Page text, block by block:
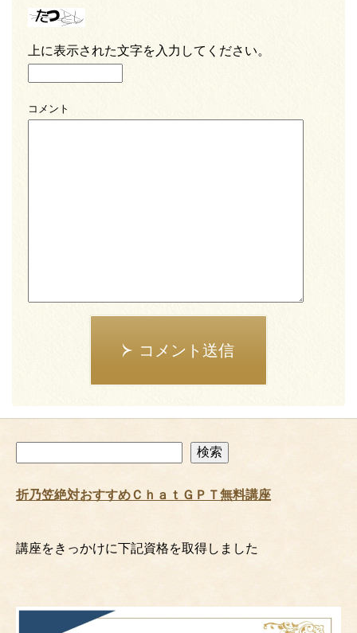
上に表示された文字を入力してください。
コメント
コメント送信
索
検索
折乃笠絶対おすすめＣｈａｔＧＰＴ無料講座
講座をきっかけに下記資格を取得しました